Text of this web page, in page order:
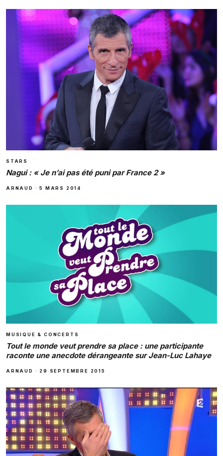
STARS
Nagui : « Je n’ai pas été puni par France 2 »
ARNAUD ·5 MARS 2014
MUSIQUE & CONCERTS
Tout le monde veut prendre sa place : une participante
raconte une anecdote dérangeante sur Jean-Luc Lahaye
ARNAUD · 29 SEPTEMBRE 2015